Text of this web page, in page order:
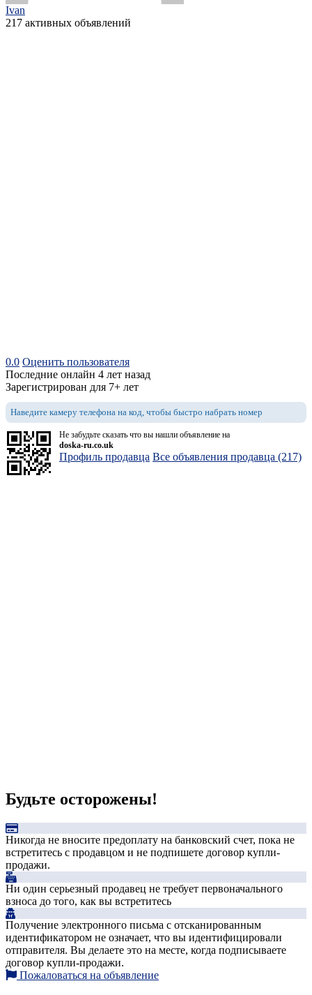
Ivan
217 активных объявлений
0.0 Оценить пользователя
Последние онлайн 4 лет назад
Зарегистрирован для 7+ лет
Наведите камеру телефона на код, чтобы быстро набрать номер
Не забудьте сказать что вы нашли объявление на
doska-ru.co.uk
Профиль продавца Все объявления продавца (217)
Будьте осторожены!
Никогда не вносите предоплату на банковский счет, пока не
встретитесь с продавцом и не подпишете договор купли-
продажи.
Ни один серьезный продавец не требует первоначального
взноса до того, как вы встретитесь
Получение электронного письма с отсканированным
идентификатором не означает, что вы идентифицировали
отправителя. Вы делаете это на месте, когда подписываете
договор купли-продажи.
Пожаловаться на объявление